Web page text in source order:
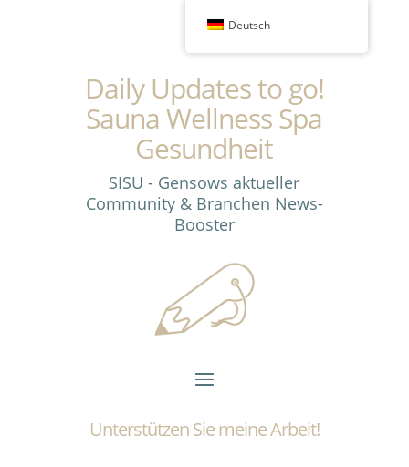
Daily Updates to go!
Sauna Wellness Spa
Gesundheit
SISU - Gensows aktueller
Community & Branchen News-
Booster
Unterstützen Sie meine Arbeit!
Deutsch